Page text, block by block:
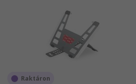
Raktáron